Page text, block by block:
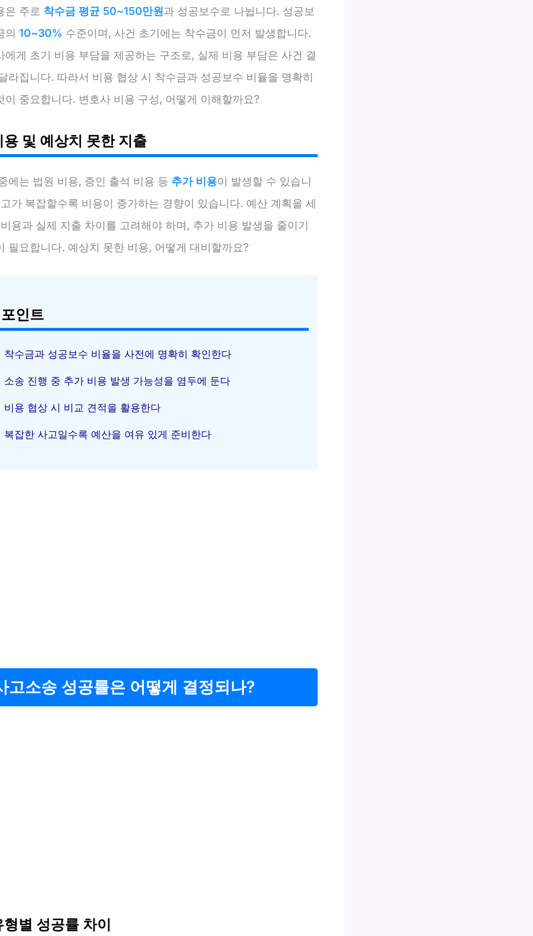
은 주로 착수금 평균 50~150만원과 성공보수로 나뉩니다. 성공보
의 10~30% 수준이며, 사건 초기에는 착수금이 먼저 발생합니다.
에게 초기 비용 부담을 제공하는 구조로, 실제 비용 부담은 사건 결
라집니다. 따라서 비용 협상 시 착수금과 성공보수 비율을 명확히
이 중요합니다. 변호사 비용 구성, 어떻게 이해할까요?
용 및 예상치 못한 지출
에는 법원 비용, 증인 출석 비용 등 추가 비용이 발생할 수 있습니
가 복잡할수록 비용이 증가하는 경향이 있습니다. 예산 계획을 세
용과 실제 지출 차이를 고려해야 하며, 추가 비용 발생을 줄이기
필요합니다. 예상치 못한 비용, 어떻게 대비할까요?
인트
착수금과 성공보수 비율을 사전에 명확히 확인한다
소송 진행 중 추가 비용 발생 가능성을 염두에 둔다
비용 협상 시 비교 견적을 활용한다
복잡한 사고일수록 예산을 여유 있게 준비한다
고소송 성공률은 어떻게 결정되나?
별 성공률 차이